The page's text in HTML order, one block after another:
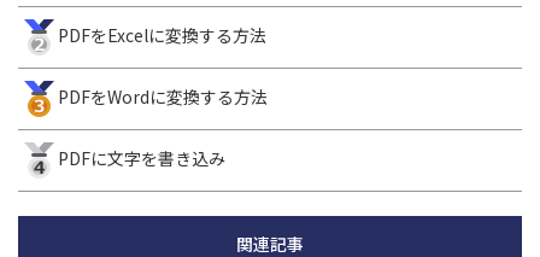
PDFをExcelに変換する方法
PDFをWordに変換する方法
PDFに文字を書き込み
関連記事